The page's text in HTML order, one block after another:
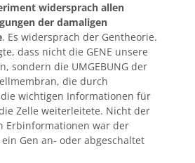
widersprach allen
der damaligen
. Es widersprach der Gentheorie.
dass nicht die GENE unsere
sondern die UMGEBUNG der
die durch
wichtigen Informationen für
Zelle weiterleitete. Nicht der
Erbinformationen war der
Gen an- oder abgeschaltet